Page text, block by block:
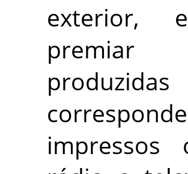
exterior,
impressos